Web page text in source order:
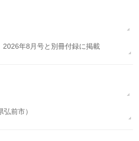
年8月号と別冊付録に掲載
前市）